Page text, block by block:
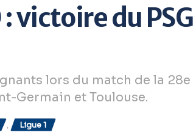
victoire du PSG
lors du match de la 28e
Germain et Toulouse.
, Ligue 1